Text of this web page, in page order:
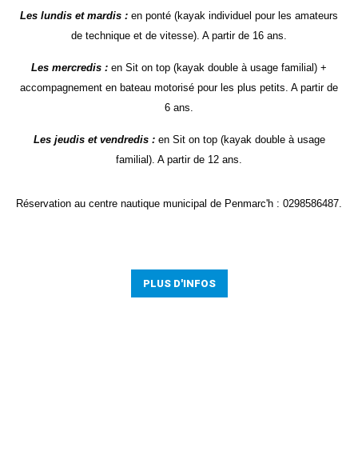
Les lundis et mardis : en ponté (kayak individuel pour les amateurs
de technique et de vitesse). A partir de 16 ans.
Les mercredis : en Sit on top (kayak double à usage familial) +
accompagnement en bateau motorisé pour les plus petits. A partir de
6 ans.
Les jeudis et vendredis :en Sit on top (kayak double à usage
familial). A partir de 12 ans.
Réservation au centre nautique municipal de Penmarc'h : 0298586487.
PLUS D'INFOS